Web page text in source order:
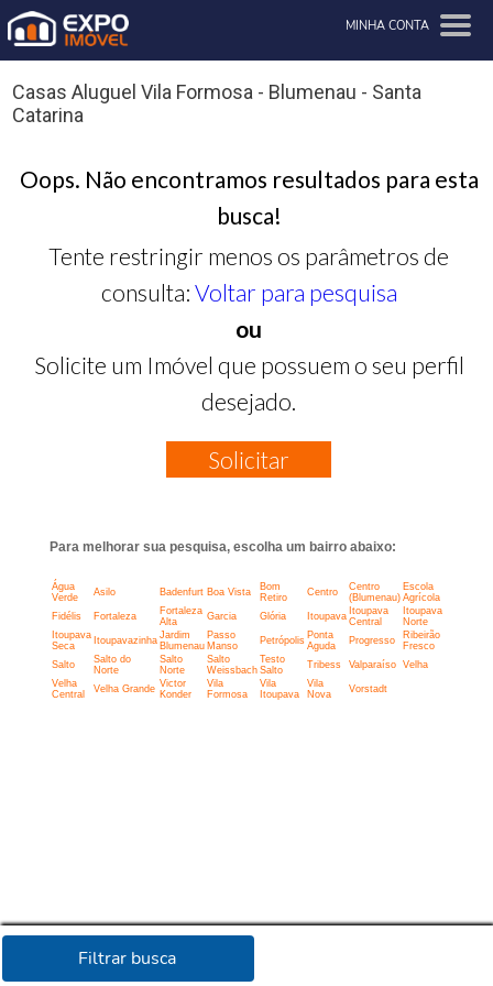
MINHA CONTA
Filtrar busca
Casas Aluguel Vila Formosa - Blumenau - Santa
Catarina
Oops. Não encontramos resultados para esta
busca!
Tente restringir menos os parâmetros de
consulta: Voltar para pesquisa
ou
Solicite um Imóvel que possuem o seu perfil
desejado.
Solicitar
Para melhorar sua pesquisa, escolha um bairro abaixo:
Água
Verde
Asilo Badenfurt Boa Vista
Bom
Retiro
Centro
Centro
(Blumenau)
Escola
Agrícola
Fidélis
Fortaleza
Fortaleza
Alta
Garcia Glória Itoupava Itoupava
Central
Itoupava
Norte
Itoupava
Seca
Itoupavazinha Jardim
Blumenau
Passo
Manso
Petrópolis Ponta
Aguda
Progresso
Ribeirão
Fresco
Salto
Salto do
Norte
Salto
Norte
Salto
Weissbach
Testo
Salto
Tribess Valparaíso
Velha
Velha
Central
Velha Grande Victor
Konder
Vila
Formosa
Vila
Itoupava
Vila
Nova
Vorstadt